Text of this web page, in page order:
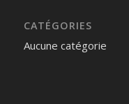
CATÉGORIES
Aucune catégorie